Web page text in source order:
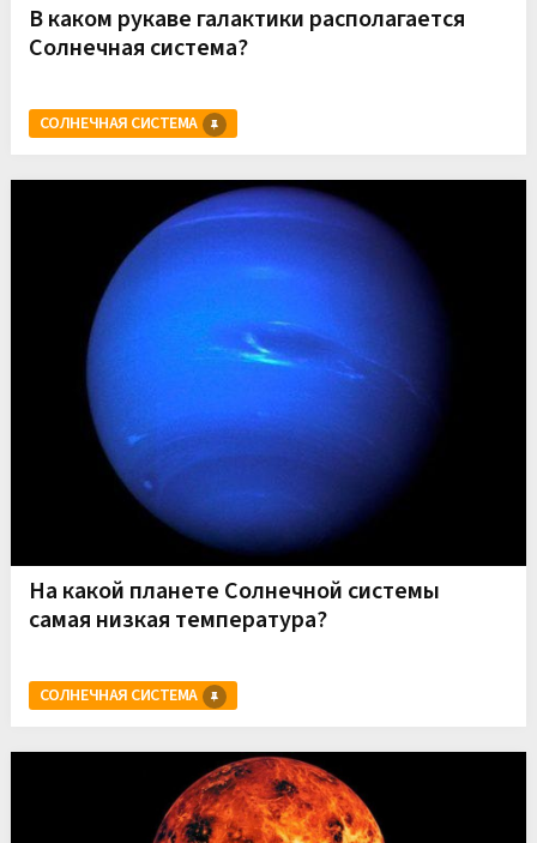
В каком рукаве галактики располагается
Солнечная система?
СОЛНЕЧНАЯ СИСТЕМА
На какой планете Солнечной системы
самая низкая температура?
СОЛНЕЧНАЯ СИСТЕМА